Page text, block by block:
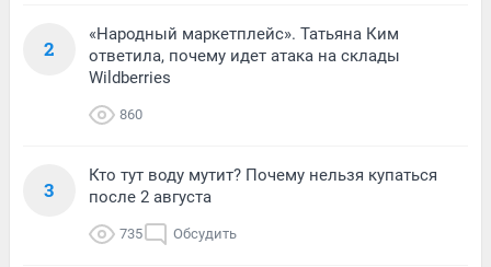
2
«Народный маркетплейс». Татьяна Ким
ответила, почему идет атака на склады
Wildberries
860
3
Кто тут воду мутит? Почему нельзя купаться
после 2 августа
735 Обсудить